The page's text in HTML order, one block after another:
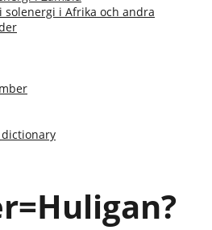
solenergi i Afrika och andra